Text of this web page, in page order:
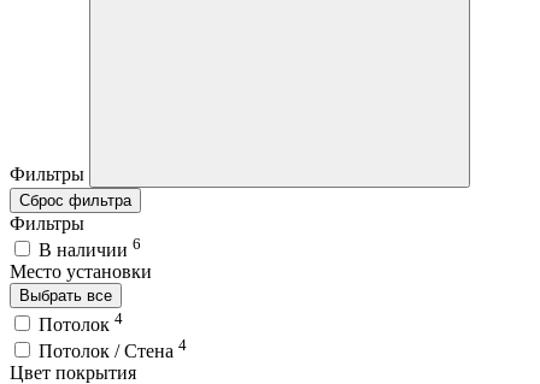
Фильтры
Сброс фильтра
Фильтры
В наличии 6
Место установки
Выбрать все
Потолок 4
Потолок / Cтена 4
Цвет покрытия